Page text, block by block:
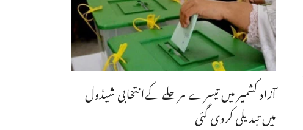
آزاد کشمیر میں تیسرے مرحلے کےانتخابی شیڈول
میں تبدیلی کردی گئی